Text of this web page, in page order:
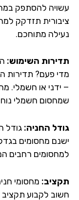
להסתפק במחסום
תזדקק למחסום
מתוחכם.
השימוש:האם
פעם? תדירות
או חשמלי. מחסום
חשמלי נוח
החניה:גודל
מחסומים בגדלים
רחבים
מחסומי חניה
לקבוע תקציב